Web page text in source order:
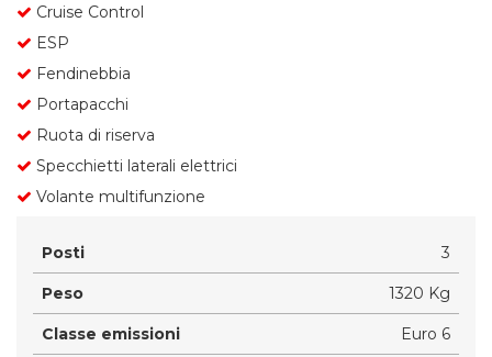
Cruise Control
ESP
Fendinebbia
Portapacchi
Ruota di riserva
Specchietti laterali elettrici
Volante multifunzione
Posti 3
Peso 1320 Kg
Classe emissioni Euro 6